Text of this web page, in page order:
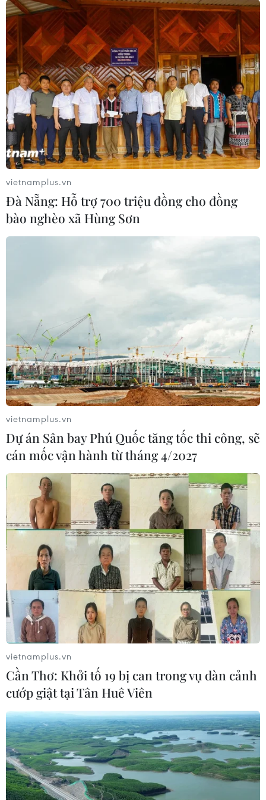
vietnamplus.vn
Đà Nẵng: Hỗ trợ 700 triệu đồng cho đồng
bào nghèo xã Hùng Sơn
vietnamplus.vn
Dự án Sân bay Phú Quốc tăng tốc thi công, sẽ
cán mốc vận hành từ tháng 4/2027
vietnamplus.vn
Cần Thơ: Khởi tố 19 bị can trong vụ dàn cảnh
cướp giật tại Tân Huê Viên